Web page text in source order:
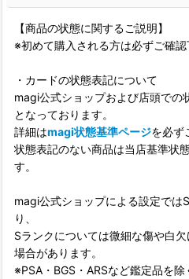
【商品の状態に関するご説明】
※初めて購入される方は必ずご確認
・カードの状態表記について
magi公式ショップおよび店頭での
となっております。
詳細はmagi状態基準ページを必ず
状態表記のない商品は当店基準状
す。
magi公式ショップによる設定では
り、
Sランクについては微細な傷や白
場合があります。
※PSA・BGS・ARSなど鑑定品を除